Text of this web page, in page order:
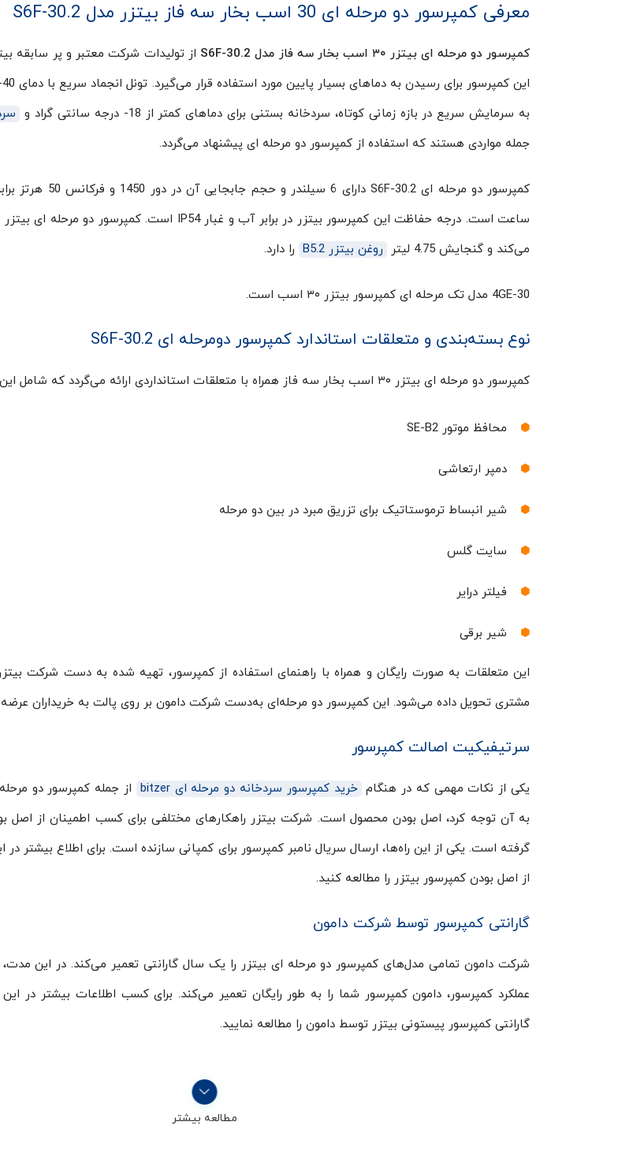
معرفی کمپرسور دو مرحله ای 30 اسب بخار سه فاز بیتزر مدل S6F-30.2
کمپرسور دو مرحله ای بیتزر ۳۰ اسب بخار سه فاز مدل S6F-30.2
از تولیدات شرکت معتبر و پر سابقه
به سرمایش سریع در بازه زمانی کوتاه، سردخانه بستنی برای دماهای کمتر از 18- درجه سانتی گراد و
جمله مواردی هستند که استفاده از کمپرسور دو مرحله ای پیشنهاد می‌گردد.
می‌کند و گنجایش 4.75 لیتر
روغن بیتزر B5.2 را دارد.
4GE-30 مدل تک مرحله ای کمپرسور بیتزر ۳۰ اسب است.
نوع بسته‌بندی و متعلقات استاندارد کمپرسور دومرحله ای S6F-30.2
کمپرسور دو مرحله ای بیتزر ۳۰ اسب بخار سه فاز همراه با متعلقات استانداردی ارائه می‌گردد که شامل این موارد است:
محافظ موتور SE-B2
دمپر ارتعاشی
شیر انبساط ترموستاتیک برای تزریق مبرد در بین دو مرحله
سایت گلس
فیلتر درایر
شیر برقی
این متعلقات به صورت رایگان و همراه با راهنمای استفاده از کمپرسور، تهیه شده به دست شرکت
مشتری تحویل داده می‌شود. این کمپرسور دو مرحله‌ای به‌دست شرکت دامون بر روی پالت به خریداران
سرتیفیکیت اصالت کمپرسور
یکی از نکات مهمی که در هنگام خرید کمپرسور سردخانه دو مرحله ای bitzer
از جمله کمپرسور دو
به آن توجه کرد، اصل بودن محصول است. شرکت بیتزر راهکارهای مختلفی برای کسب اطمینان از اصل
گرفته است. یکی از این راه‌ها، ارسال سریال نامبر کمپرسور برای کمپانی سازنده است. برای اطلاع بیشتر در
از اصل بودن کمپرسور بیتزر را مطالعه کنید.
گارانتی کمپرسور توسط شرکت دامون
شرکت دامون تمامی مدل‌های کمپرسور دو مرحله ای بیتزر را یک سال گارانتی تعمیر می‌کند. در این
عملکرد کمپرسور، دامون کمپرسور شما را به طور رایگان تعمیر می‌کند. برای کسب اطلاعات بیشتر در این
گارانتی کمپرسور پیستونی بیتزر توسط دامون را مطالعه نمایید.
مطالعه بیشتر